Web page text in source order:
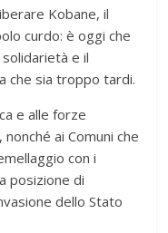
Kobane, il
curdo: è oggi che
e il
che sia troppo tardi.
e alle forze
ai Comuni che
con i
posizione di
dello Stato